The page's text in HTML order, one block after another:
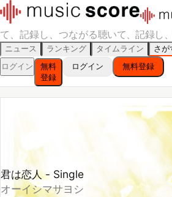
て、記録し、つながる聴いて、記録し
ニュース ランキング タイムライン
さが
ログイン
無料
登録
ログイン 無料登録
君は恋人 - Single
オーイシマサヨシ
2026J-Pop